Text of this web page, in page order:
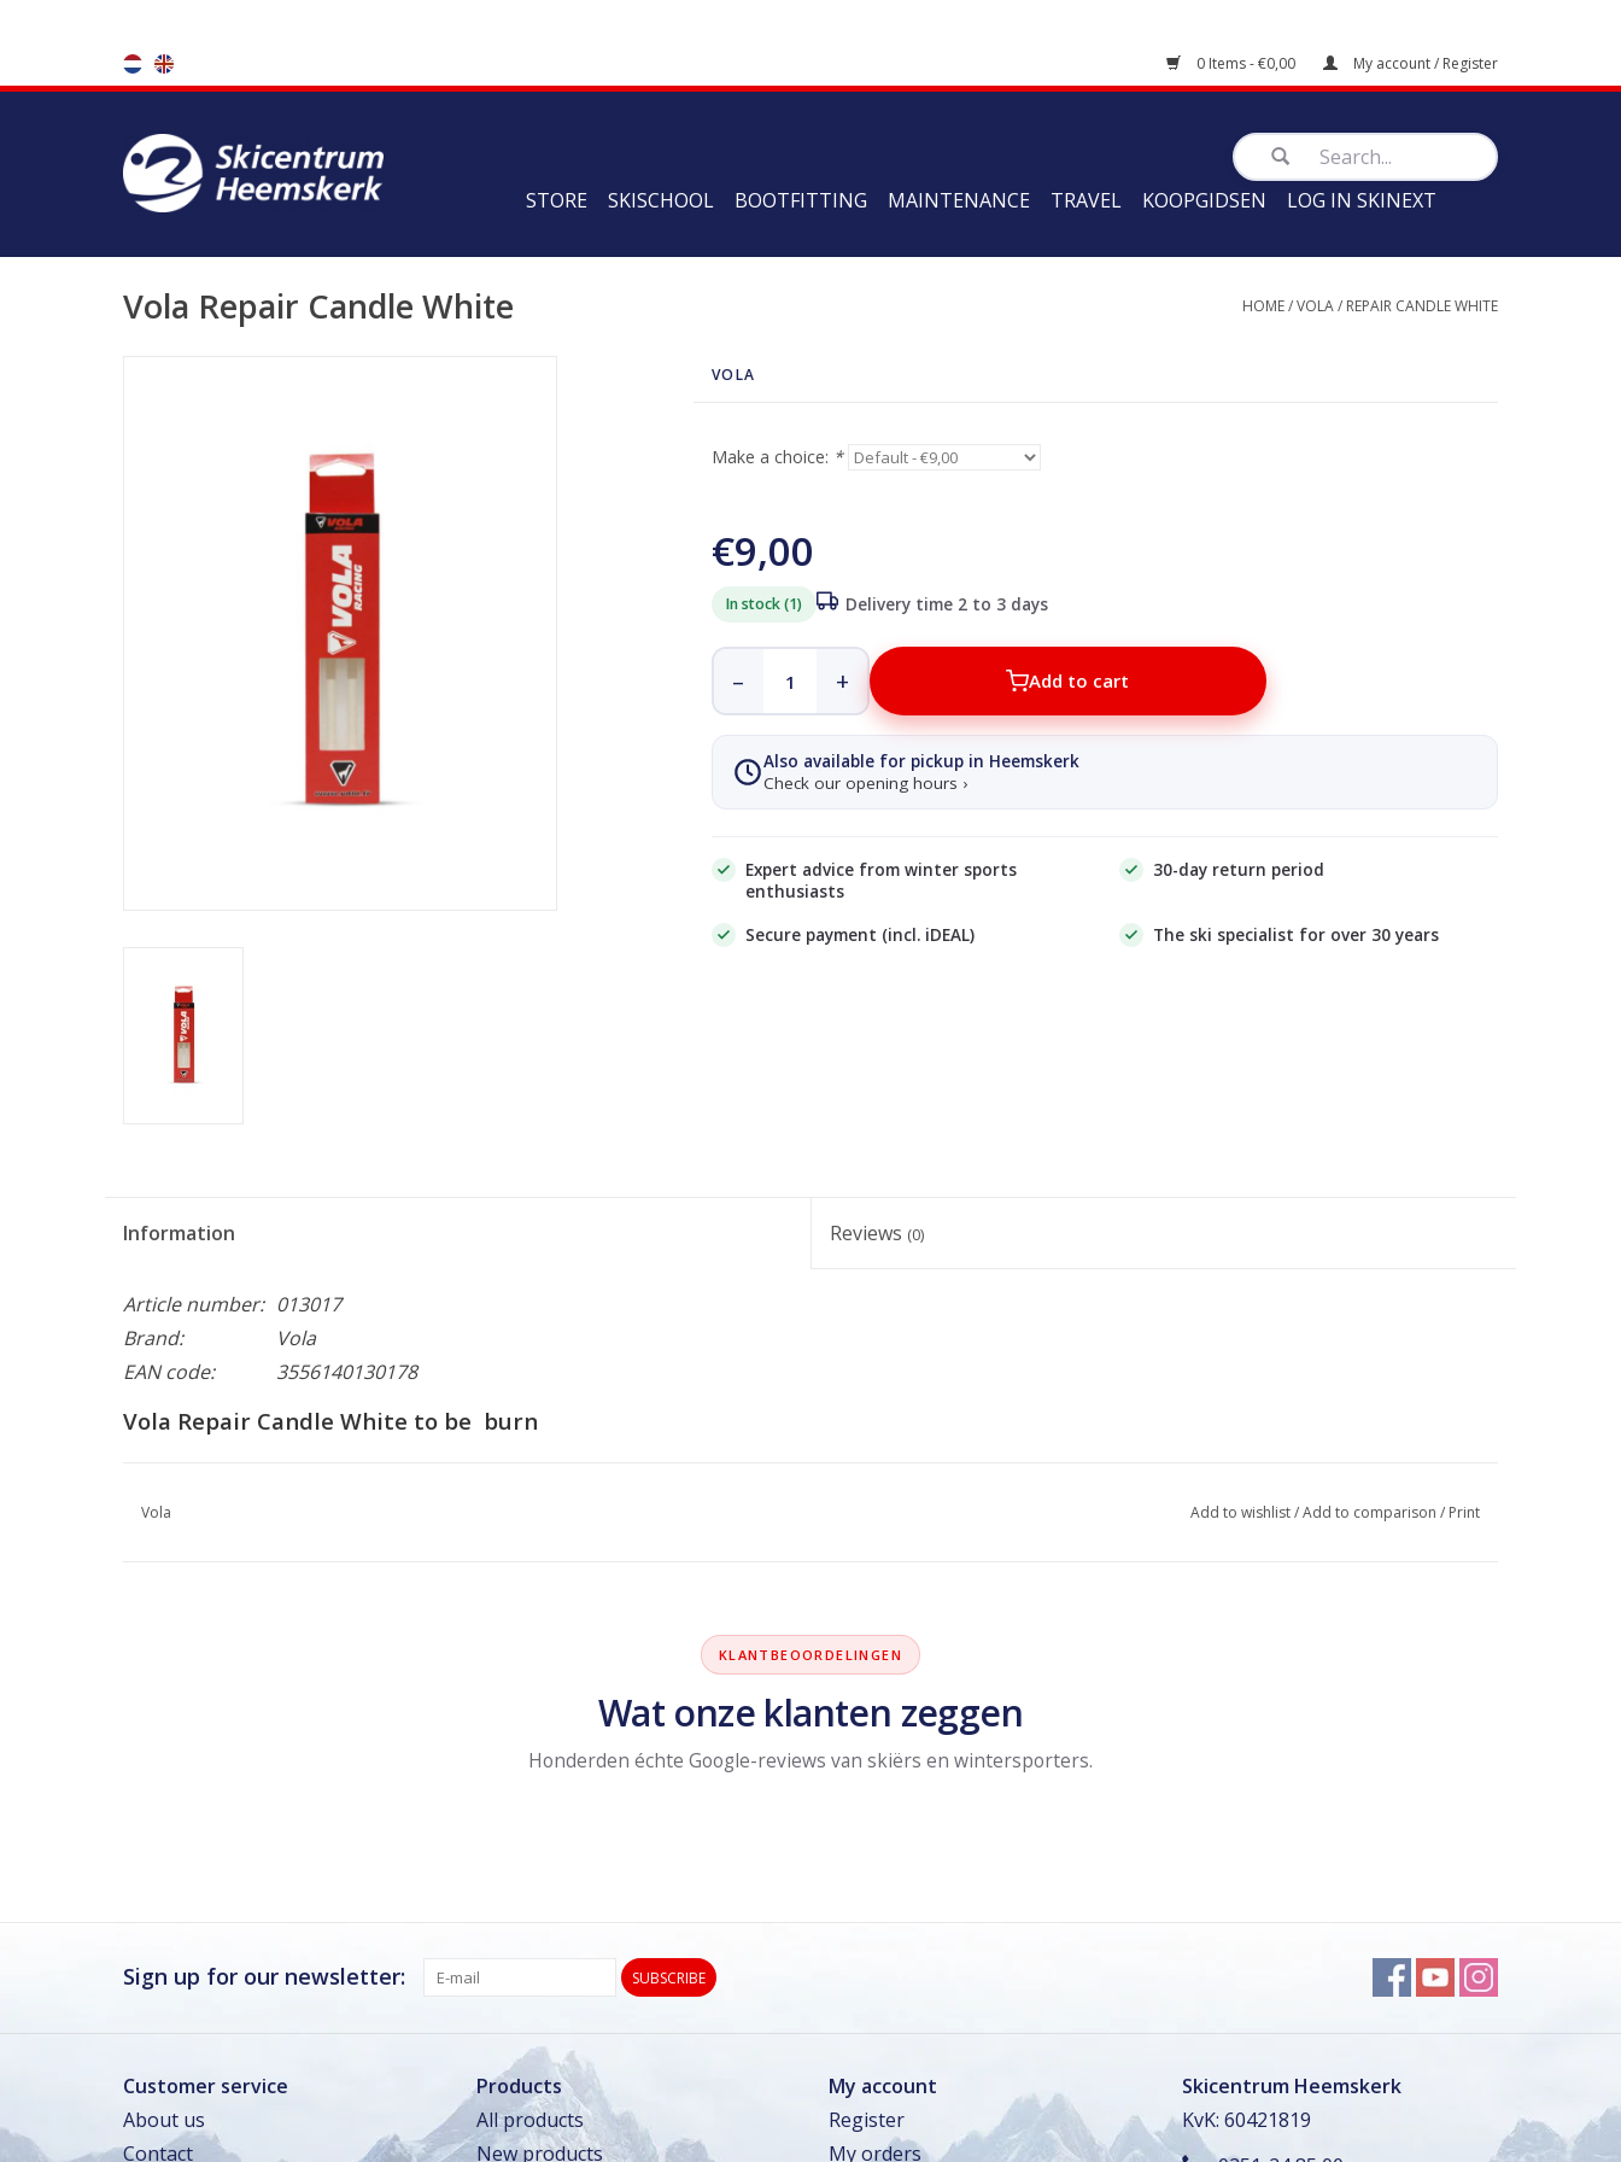
0 Items - €0,00 My account / Register
STORE SKISCHOOL BOOTFITTING MAINTENANCE TRAVEL KOOPGIDSEN LOG IN SKINEXT
Vola Repair Candle White HOME/VOLA/ REPAIR CANDLE WHITE
VOLA
Make a choice: *
€9,00
In stock (1) Delivery time 2 to 3 days
– + Add to cart
Also available for pickup in Heemskerk
Check our opening hours ›
Expert advice from winter sports
enthusiasts
30-day return period
Secure payment (incl. iDEAL) The ski specialist for over 30 years
Information Reviews (0)
Article number: 013017
Brand:
Vola
EAN code:
3556140130178
Vola Repair Candle White to be burn
Vola Add to wishlist/Add to comparison / Print
KLANTBEOORDELINGEN
Wat onze klanten zeggen
Honderden échte Google-reviews van skiërs en wintersporters.
Sign up for our newsletter: SUBSCRIBE
Customer service
About us
Contact
Products
All products
New products
My account
Register
My orders
Skicentrum Heemskerk
KvK: 60421819
Vrijdag · vandaag Gesloten
TOT 16 AUG Zomervakantie